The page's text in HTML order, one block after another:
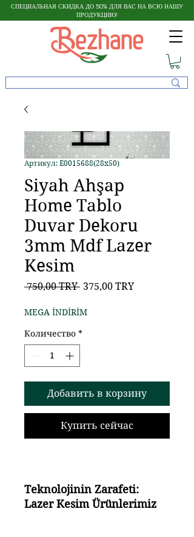
СПЕЦИАЛЬНАЯ СКИДКА ДО 50% ДЛЯ ВАС НА ВСЮ НАШУ
ПРОДУКЦИЮ!
Артикул: E0015688(28x50)
Siyah Ahşap
Home Tablo
Duvar Dekoru
3mm Mdf Lazer
Kesim
750,00 TRY Обычная
375,00 TRYСпеццена
MEGA İNDİRİM
Количество *
Добавить в корзину
Купить сейчас
Teknolojinin Zarafeti:
Lazer Kesim Ürünlerimiz